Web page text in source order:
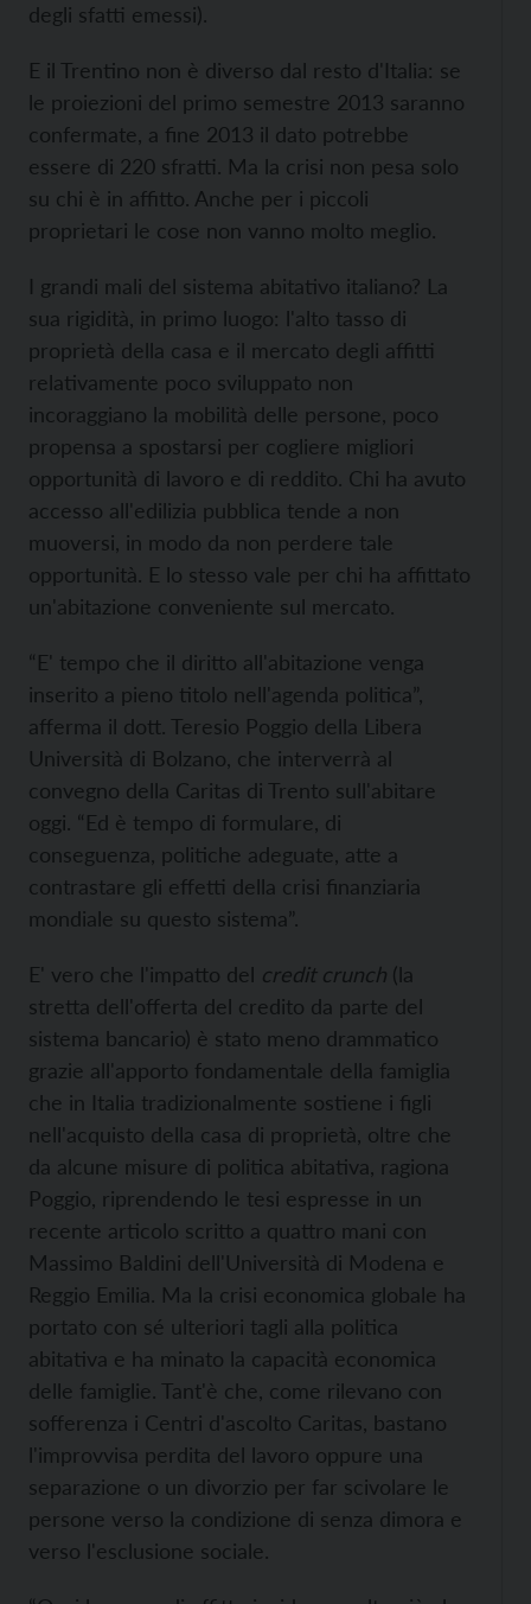
degli sfatti emessi).
E il Trentino non è diverso dal resto d'Italia: se
le proiezioni del primo semestre 2013 saranno
confermate, a fine 2013 il dato potrebbe
essere di 220 sfratti. Ma la crisi non pesa solo
su chi è in affitto. Anche per i piccoli
proprietari le cose non vanno molto meglio.
I grandi mali del sistema abitativo italiano? La
sua rigidità, in primo luogo: l'alto tasso di
proprietà della casa e il mercato degli affitti
relativamente poco sviluppato non
incoraggiano la mobilità delle persone, poco
propensa a spostarsi per cogliere migliori
opportunità di lavoro e di reddito. Chi ha avuto
accesso all'edilizia pubblica tende a non
muoversi, in modo da non perdere tale
opportunità. E lo stesso vale per chi ha affittato
un'abitazione conveniente sul mercato.
“E' tempo che il diritto all'abitazione venga
inserito a pieno titolo nell'agenda politica”,
afferma il dott. Teresio Poggio della Libera
Università di Bolzano, che interverrà al
convegno della Caritas di Trento sull'abitare
oggi. “Ed è tempo di formulare, di
conseguenza, politiche adeguate, atte a
contrastare gli effetti della crisi finanziaria
mondiale su questo sistema”.
E' vero che l'impatto del credit crunch (la
stretta dell'offerta del credito da parte del
sistema bancario) è stato meno drammatico
grazie all'apporto fondamentale della famiglia
che in Italia tradizionalmente sostiene i figli
nell'acquisto della casa di proprietà, oltre che
da alcune misure di politica abitativa, ragiona
Poggio, riprendendo le tesi espresse in un
recente articolo scritto a quattro mani con
Massimo Baldini dell'Università di Modena e
Reggio Emilia. Ma la crisi economica globale ha
portato con sé ulteriori tagli alla politica
abitativa e ha minato la capacità economica
delle famiglie. Tant'è che, come rilevano con
sofferenza i Centri d'ascolto Caritas, bastano
l'improvvisa perdita del lavoro oppure una
separazione o un divorzio per far scivolare le
persone verso la condizione di senza dimora e
verso l'esclusione sociale.